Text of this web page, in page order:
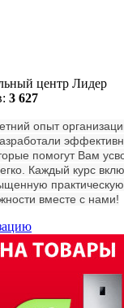
центр Лидер
3 627
опыт
помогут Вам
Каждый курс
вместе с нами!